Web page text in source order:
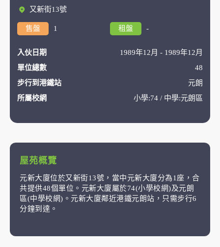
又新街13號
售盤 1 租盤 -
入伙日期
1989年12月 - 1989年12月
單位總數
48
步行到港鐵站
元朗
所屬校網
小學:74 / 中學:元朗區
屋苑概覽
元新大廈位於又新街13號，當中元新大廈分為1座，合
共提供48個單位。元新大廈屬於74(小學校網)及元朗
區(中學校網)。元新大廈鄰近港鐵元朗站，只需步行6
分鐘到達。